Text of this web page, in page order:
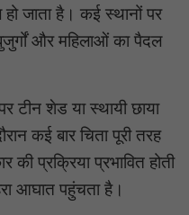
जाता है। कई स्थानों पर
और महिलाओं का पैदल
टीन शेड या स्थायी छाया
कई बार चिता पूरी तरह
प्रक्रिया प्रभावित होती
आघात पहुंचता है।